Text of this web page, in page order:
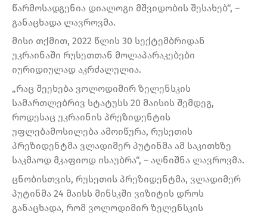
წარმოსადგენია დიალოგი მშვიდობის შესახებ“, –
განაცხადა ლავროვმა.
მისი თქმით, 2022 წლის 30 სექტემბრიდან
უკრაინაში რუსეთთან მოლაპარაკებები
იურიდიულად აკრძალულია.
„რაც შეეხება ვოლოდიმირ ზელენსკის
სამართლებრივ სტატუსს 20 მაისის შემდეგ,
როდესაც უკრაინის პრეზიდენტის
უფლებამოსილება ამოიწურა, რუსეთის
პრეზიდენტმა ვლადიმერ პუტინმა ამ საკითხზე
საკმაოდ მკაფიოდ ისაუბრა“, – აღნიშნა ლავროვმა.
ცნობისთვის, რუსეთის პრეზიდენტმა, ვლადიმერ
პუტინმა 24 მაისს მინსკში ვიზიტის დროს
განაცხადა, რომ ვოლოდიმირ ზელენსკის